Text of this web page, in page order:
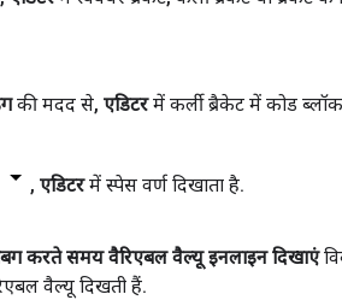
की मदद से, एडिटरमें कर्ली ब्रैकेट में कोड
, एडिटरमें स्पेस वर्ण दिखाता है.
करते समय वैरिएबल वैल्यू इनलाइन दिखाएं
वैल्यू दिखती हैं.